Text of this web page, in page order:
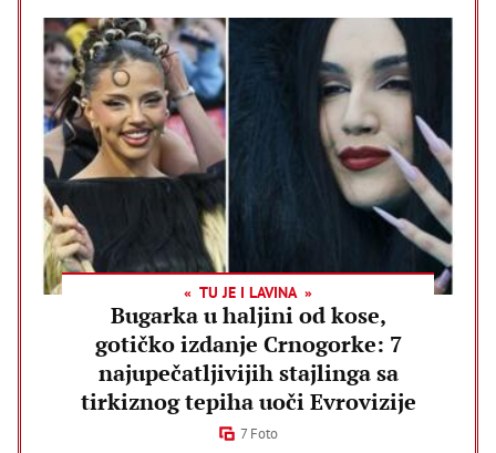
TU JE I LAVINA
Bugarka u haljini od kose,
gotičko izdanje Crnogorke: 7
najupečatljivijih stajlinga sa
tirkiznog tepiha uoči Evrovizije
7 Foto